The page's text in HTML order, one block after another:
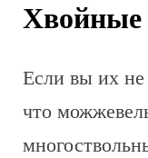
Хвойные
Если вы их не
что